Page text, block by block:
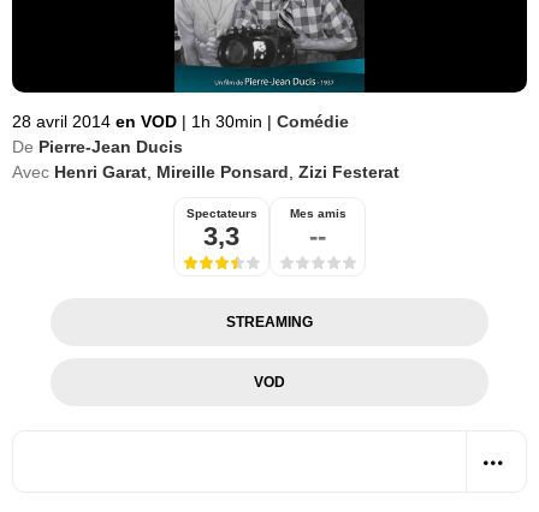
28 avril 2014 en VOD | 1h 30min | Comédie
De Pierre-Jean Ducis
Avec Henri Garat Mireille Ponsard Zizi Festerat
Spectateurs
3,3
Mes amis
--
STREAMING
VOD